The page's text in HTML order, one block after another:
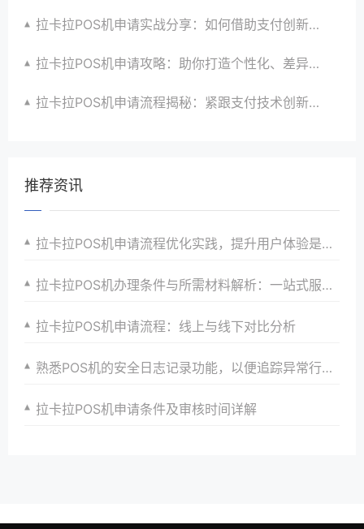
拉卡拉POS机申请实战分享：如何借助支付创新技术提升商户运营效益与效率
拉卡拉POS机申请攻略：助你打造个性化、差异化支付体验以提升竞争力
拉卡拉POS机申请流程揭秘：紧跟支付技术创新步伐，抢占市场先机
推荐资讯
拉卡拉POS机申请流程优化实践，提升用户体验是关键
拉卡拉POS机办理条件与所需材料解析：一站式服务将助你快速接入支付市场并享受优惠政策以及全方位安全保障和服务支持
拉卡拉POS机申请流程：线上与线下对比分析
熟悉POS机的安全日志记录功能，以便追踪异常行为。
拉卡拉POS机申请条件及审核时间详解